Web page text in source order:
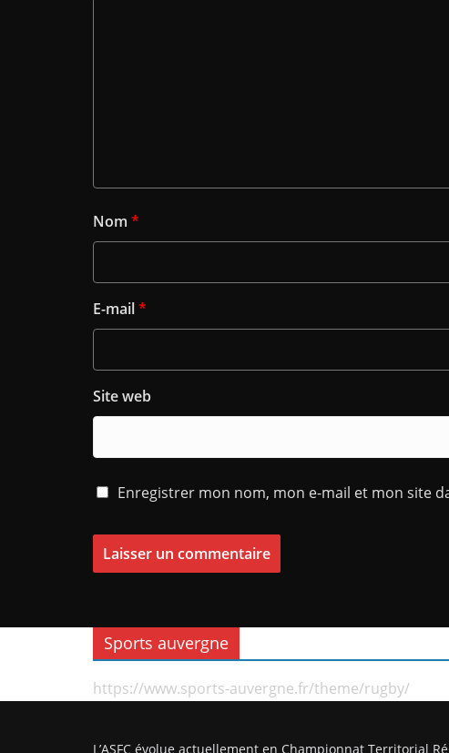
Nom *
E-mail*
Site web
Enregistrer mon nom, mon e-mail et mon site
Sports auvergne
https://www.sports-auvergne.fr/theme/rugby/
L’ASFC évolue actuellement en Championnat Territorial